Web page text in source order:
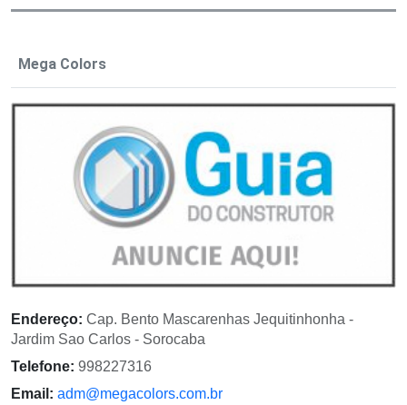
Mega Colors
Endereço: Cap. Bento Mascarenhas Jequitinhonha -
Jardim Sao Carlos - Sorocaba
Telefone: 998227316
Email: adm@megacolors.com.br